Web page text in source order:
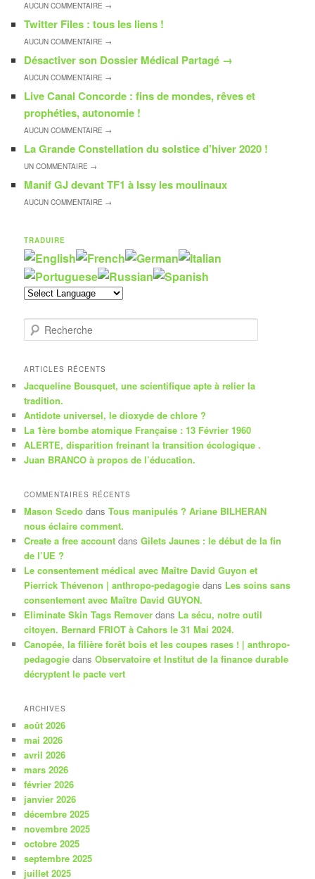
AUCUNCOMMENTAIRE →
Twitter Files : tous les liens !
AUCUNCOMMENTAIRE →
Désactiver son Dossier Médical Partagé →
AUCUNCOMMENTAIRE →
Live Canal Concorde : fins de mondes, rêves et
prophéties, autonomie !
AUCUNCOMMENTAIRE →
La Grande Constellation du solstice d’hiver 2020 !
UNCOMMENTAIRE →
Manif GJ devant TF1 à Issy les moulinaux
AUCUNCOMMENTAIRE →
TRADUIRE
e
h
r
c
h
e
ARTICLES RÉCENTS
Jacqueline Bousquet, une scientifique apte à relier la
tradition.
Antidote universel, le dioxyde de chlore ?
La 1ère bombe atomique Française : 13 Février 1960
ALERTE, disparition freinant la transition écologique .
Juan BRANCO à propos de l’éducation.
COMMENTAIRES RÉCENTS
Mason Scedo dansTous manipulés ? Ariane BILHERAN
nous éclaire comment.
Create a free account dansGilets Jaunes : le début de la fin
de l’UE ?
Le consentement médical avec Maître David Guyon et
Pierrick Thévenon | anthropo-pedagogie dans Les soins sans
consentement avec Maître David GUYON.
Eliminate Skin Tags Remover dans La sécu, notre outil
citoyen. Bernard FRIOT à Cahors le 31 Mai 2024.
Canopée, la filière forêt bois et les coupes rases ! | anthropo-
pedagogie dansObservatoire et Institut de la finance durable
décryptent le pacte vert
ARCHIVES
août 2026
mai 2026
avril 2026
mars 2026
février 2026
janvier 2026
décembre 2025
novembre 2025
octobre 2025
septembre 2025
juillet 2025